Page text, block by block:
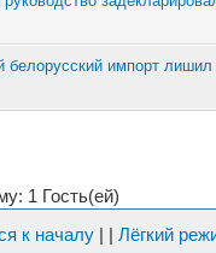
белорусский импорт
1 Гость(ей)
к началу | | Лёгкий